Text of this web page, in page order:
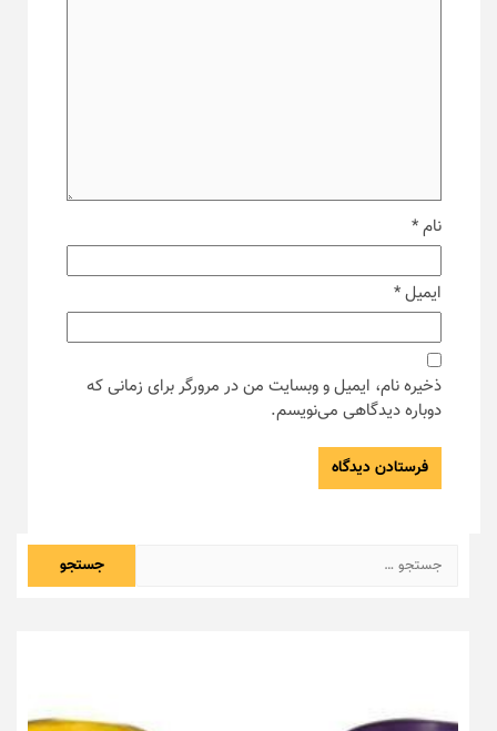
نام*
ایمیل*
ذخیره نام، ایمیل و وبسایت من در مرورگر برای زمانی که
دوباره دیدگاهی می‌نویسم.
جستجو
برای: